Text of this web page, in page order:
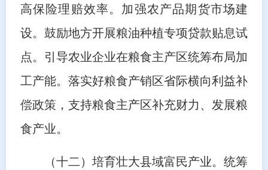
高保险理赔效率。加强农产品期货市场建
设。鼓励地方开展粮油种植专项贷款贴息试
点。引导农业企业在粮食主产区统筹布局加
工产能。落实好粮食产销区省际横向利益补
偿政策，支持粮食主产区补充财力、发展粮
食产业。
（十二）培育壮大县域富民产业。统筹